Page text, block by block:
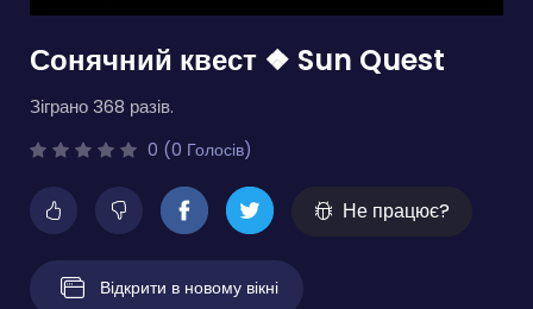
Сонячний квест ❖ Sun Quest
Зіграно 368 разів.
0 (0 Голосів)
Не працює?
Відкрити в новому вікні